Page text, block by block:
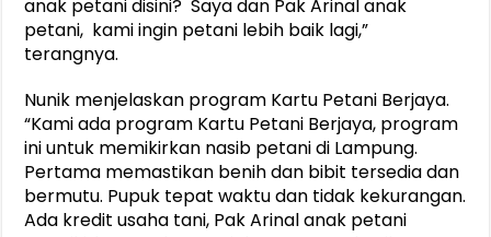
anak petani disini? Saya dan Pak Arinal anak
petani, kami ingin petani lebih baik lagi,”
terangnya.
Nunik menjelaskan program Kartu Petani Berjaya.
“Kami ada program Kartu Petani Berjaya, program
ini untuk memikirkan nasib petani di Lampung.
Pertama memastikan benih dan bibit tersedia dan
bermutu. Pupuk tepat waktu dan tidak kekurangan.
Ada kredit usaha tani, Pak Arinal anak petani